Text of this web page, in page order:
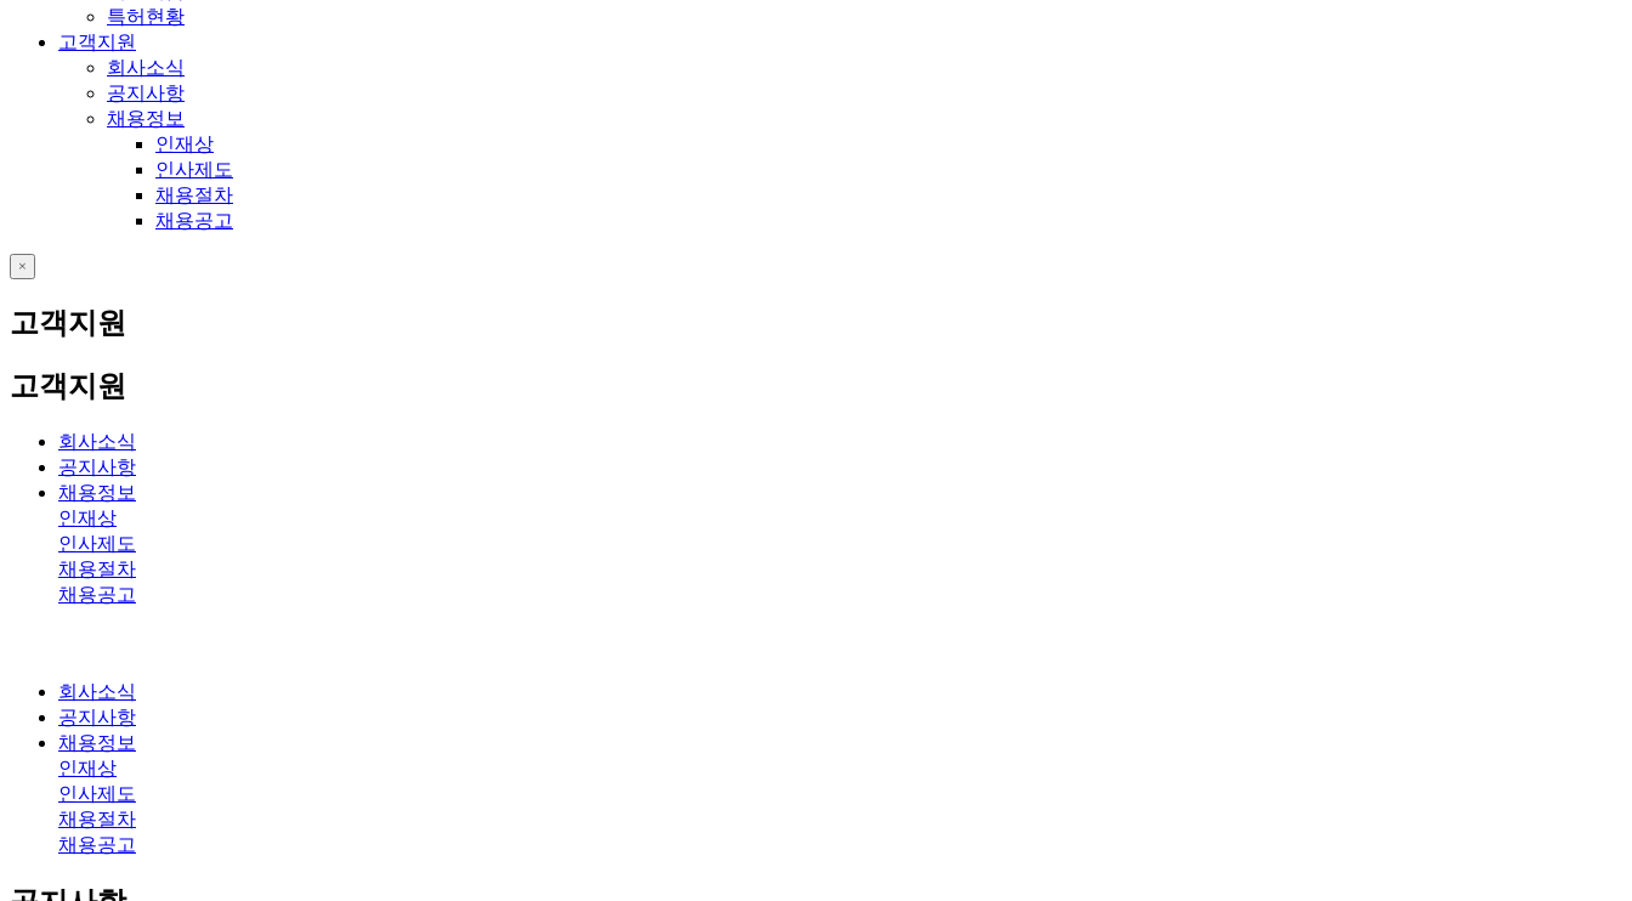
특허현황
고객지원
회사소식
공지사항
채용정보
인재상
인사제도
채용절차
채용공고
close
고객지원
고객지원
회사소식
공지사항
채용정보
인재상
인사제도
채용절차
채용공고
회사소식
공지사항
채용정보
인재상
인사제도
채용절차
채용공고